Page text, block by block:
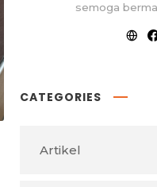
semoga
CATEGORIES
Artikel